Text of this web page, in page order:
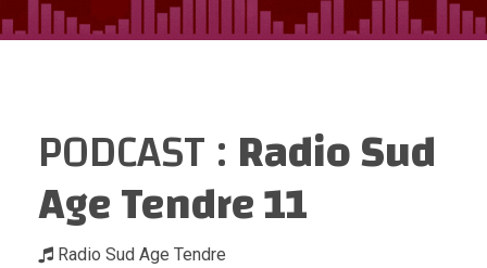
PODCAST :Radio Sud
Age Tendre 11
Radio Sud Age Tendre